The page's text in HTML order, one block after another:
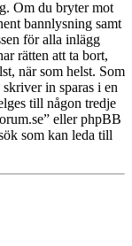
Om du bryter mot
bannlysning samt
för alla inlägg
rätten att ta bort,
när som helst. Som
in sparas i en
till någon tredje
eller phpBB
som kan leda till